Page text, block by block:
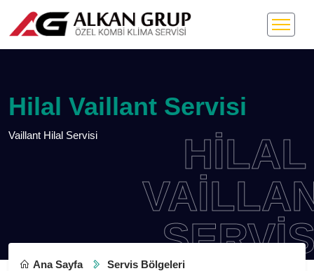
HILAL
SERVISI
Hilal Vaillant Servisi
Vaillant Hilal Servisi
Ana Sayfa
Servis Bölgeleri